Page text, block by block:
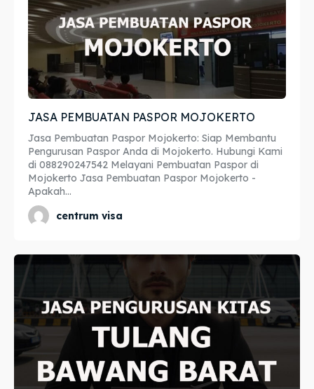
Legalisir
Apostille
Penerjemah
Asuransi
Blog
Legalisir
Apostille
Penerjemah
Asuransi
Blog
JASA PEMBUATAN PASPOR MOJOKERTO
Jasa Pembuatan Paspor Mojokerto: Siap Membantu
Pengurusan Paspor Anda di Mojokerto. Hubungi Kami
di 088290247542 Melayani Pembuatan Paspor di
Mojokerto Jasa Pembuatan Paspor Mojokerto -
Apakah...
centrum visa